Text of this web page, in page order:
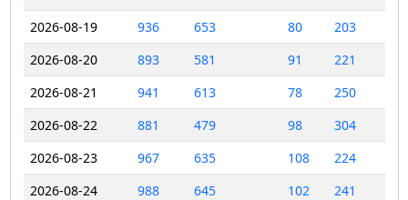
2026-08-19
936 653 80
203
2026-08-20
893 581 91
221
2026-08-21
941 613 78
250
2026-08-22
881 479 98
304
2026-08-23
967 635 108
224
2026-08-24
988 645 102
241